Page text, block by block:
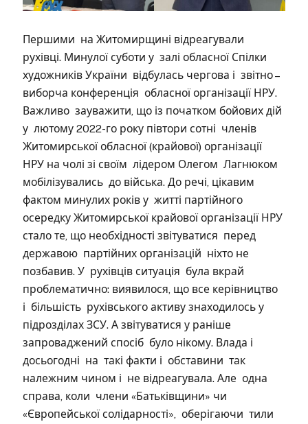
Першими на Житомирщині відреагували
рухівці. Минулої суботи у залі обласної Спілки
художників України відбулась чергова і звітно –
виборча конференція обласної організації НРУ.
Важливо зауважити, що із початком бойових дій
у лютому 2022-го року півтори сотні членів
Житомирської обласної (крайової) організації
НРУ на чолі зі своїм лідером Олегом Лагнюком
мобілізувались до війська. До речі, цікавим
фактом минулих років у житті партійного
осередку Житомирської крайової організації НРУ
стало те, що необхідності звітуватися перед
державою партійних організацій ніхто не
позбавив. У рухівців ситуація була вкрай
проблематично: виявилося, що все керівництво
і більшість рухівського активу знаходилось у
підрозділах ЗСУ. А звітуватися у раніше
запроваджений спосіб було нікому. Влада і
досьогодні на такі факти і обставини так
належним чином і не відреагувала. Але одна
справа, коли члени «Батьківщини» чи
«Європейської солідарності», оберігаючи тили